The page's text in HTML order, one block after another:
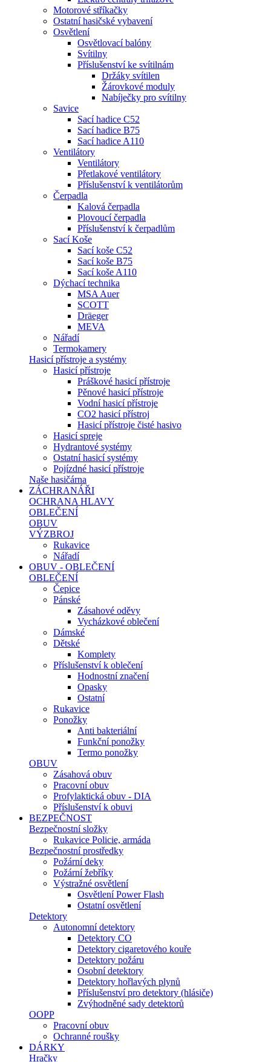
Motorové stříkačky
Ostatní hasičské vybavení
Osvětlení
Osvětlovací balóny
Svítilny
Příslušenství ke svítilnám
Držáky svítilen
Žárovkové moduly
Nabíječky pro svítilny
Savice
Sací hadice C52
Sací hadice B75
Sací hadice A110
Ventilátory
Ventilátory
Přetlakové ventilátory
Příslušenství k ventilátorům
Čerpadla
Kalová čerpadla
Plovoucí čerpadla
Příslušenství k čerpadlům
Sací Koše
Sací koše C52
Sací koše B75
Sací koše A110
Dýchací technika
MSA Auer
SCOTT
Dräeger
MEVA
Nářadí
Termokamery
Hasicí přístroje a systémy
Hasicí přístroje
Práškové hasicí přístroje
Pěnové hasicí přístroje
Vodní hasicí přístroje
CO2 hasicí přístroj
Hasicí přístroje čisté hasivo
Hasicí spreje
Hydrantové systémy
Ostatní hasicí systémy
Pojízdné hasicí přístroje
Naše hasičárna
ZÁCHRANÁŘI
OCHRANA HLAVY
OBLEČENÍ
OBUV
VÝZBROJ
Rukavice
Nářadí
OBUV - OBLEČENÍ
OBLEČENÍ
Čepice
Pánské
Zásahové oděvy
Vycházkové oblečení
Dámské
Dětské
Komplety
Příslušenství k oblečení
Hodnostní značení
Opasky
Ostatní
Rukavice
Ponožky
Anti bakteriální
Funkční ponožky
Termo ponožky
OBUV
Zásahová obuv
Pracovní obuv
Profylaktická obuv - DIA
Příslušenství k obuvi
BEZPEČNOST
Bezpečnostní složky
Rukavice Policie, armáda
Bezpečnostní prostředky
Požární deky
Požární žebříky
Výstražné osvětlení
Osvětlení Power Flash
Ostatní osvětlení
Detektory
Autonomní detektory
Detektory CO
Detektory cigaretového kouře
Detektory požáru
Osobní detektory
Detektory hořlavých plynů
Příslušenství pro detektory (hlásiče)
Zvýhodněné sady detektorů
OOPP
Pracovní obuv
Ochranné roušky
DÁRKY
Hračky